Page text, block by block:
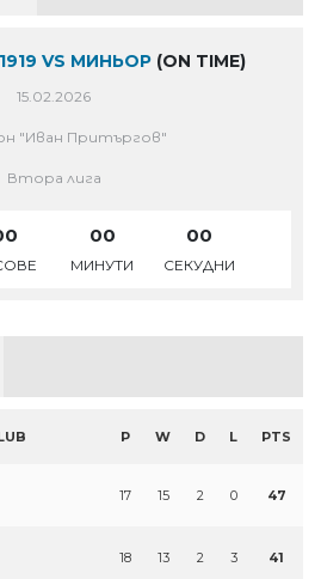
VS МИНЬОР (ON TIME)
15.02.2026
"Иван Притъргов"
Втора лига
00
МИНУТИ
00
СЕКУДНИ
P W D L PTS
17 15 2 0 47
18 13 2 3 41